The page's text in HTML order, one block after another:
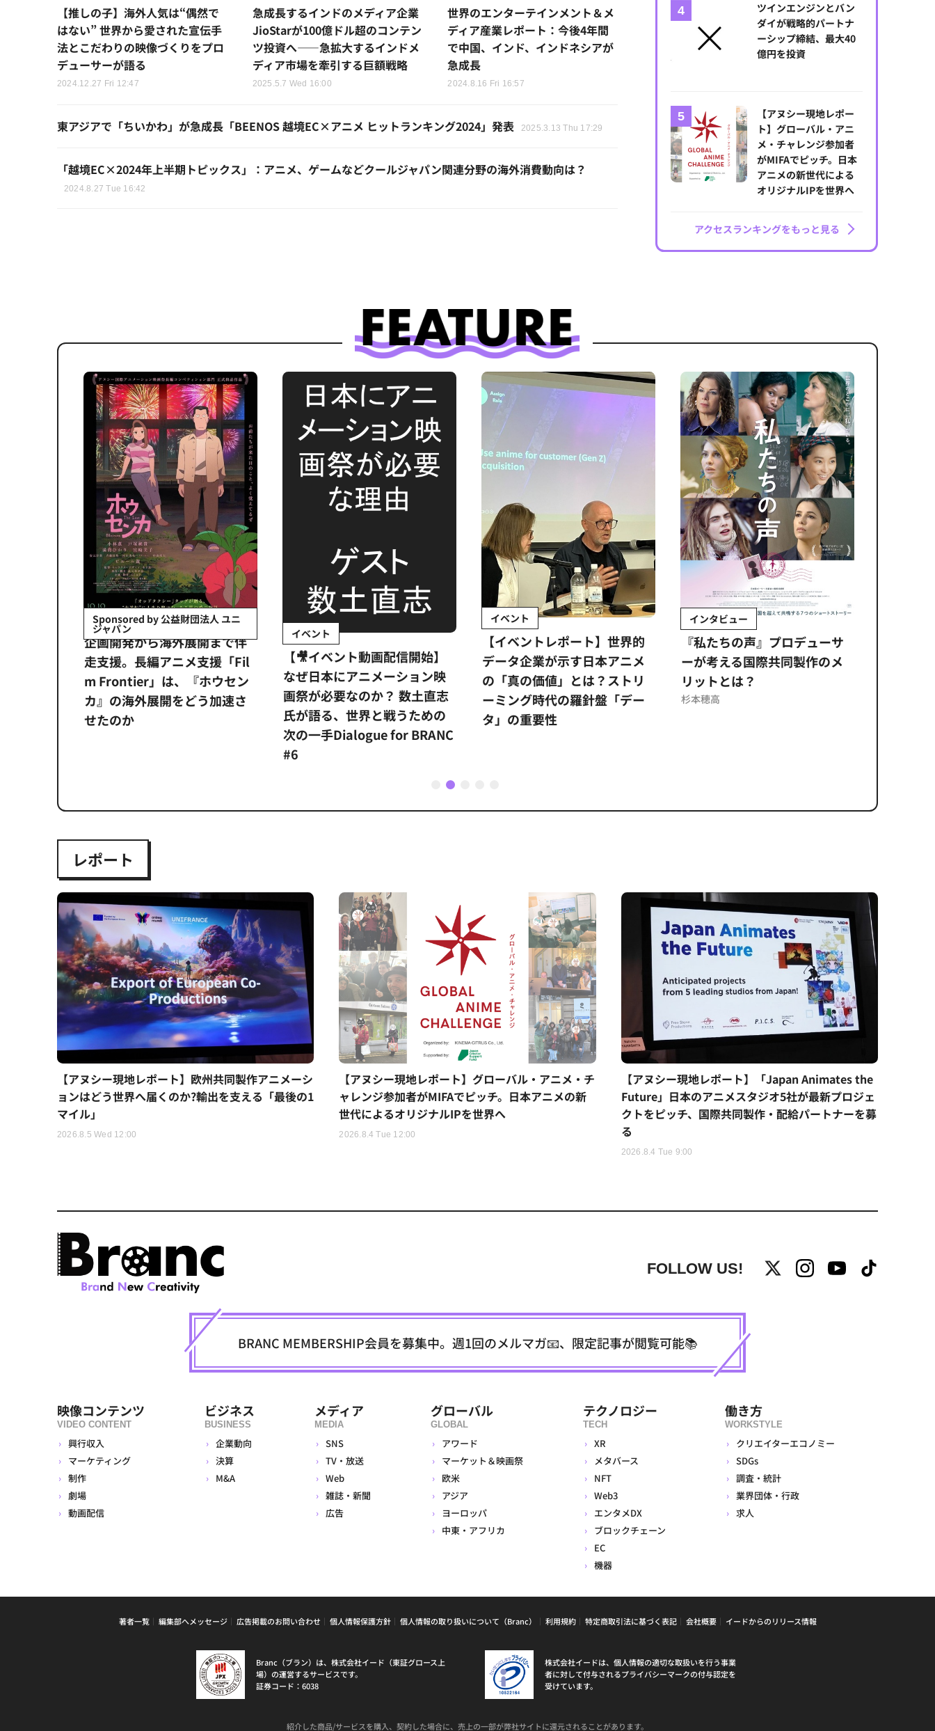
【推しの子】海外人気は“偶然で
はない” 世界から愛された宣伝手
法とこだわりの映像づくりをプロ
デューサーが語る
2024.12.27 Fri 12:47
急成長するインドのメディア企業
JioStarが100億ドル超のコンテン
ツ投資へ――急拡大するインドメ
ディア市場を牽引する巨額戦略
2025.5.7 Wed 16:00
世界のエンターテインメント＆メ
ディア産業レポート：今後4年間
で中国、インド、インドネシアが
急成長
2024.8.16 Fri 16:57
東アジアで「ちいかわ」が急成長「BEENOS 越境EC×アニメ ヒットランキング2024」発表 2025.3.13 Thu 17:29
「越境EC×2024年上半期トピックス」：アニメ、ゲームなどクールジャパン関連分野の海外消費動向は？
2024.8.27 Tue 16:42
ツインエンジンとバン
ダイが戦略的パートナ
ーシップ締結、最大40
億円を投資
【アヌシー現地レポー
ト】グローバル・アニ
メ・チャレンジ参加者
がMIFAでピッチ。日本
アニメの新世代による
オリジナルIPを世界へ
アクセスランキングをもっと見る
Sponsored by 公益財団法人 ユニ
ジャパン
企画開発から海外展開まで伴
走支援。長編アニメ支援「Fil
m Frontier」は、『ホウセン
カ』の海外展開をどう加速さ
せたのか
イベント
【🎥イベント動画配信開始】
なぜ日本にアニメーション映
画祭が必要なのか？ 数土直志
氏が語る、世界と戦うための
次の一手Dialogue for BRANC
#6
イベント
【イベントレポート】世界的
データ企業が示す日本アニメ
の「真の価値」とは？ストリ
ーミング時代の羅針盤「デー
タ」の重要性
インタビュー
『私たちの声』プロデューサ
ーが考える国際共同製作のメ
リットとは？
杉本穂高
1 2
レポート
【アヌシー現地レポート】欧州共同製作アニメーシ
ョンはどう世界へ届くのか?輸出を支える「最後の1
マイル」
2026.8.5 Wed 12:00
【アヌシー現地レポート】グローバル・アニメ・チ
ャレンジ参加者がMIFAでピッチ。日本アニメの新
世代によるオリジナルIPを世界へ
2026.8.4 Tue 12:00
【アヌシー現地レポート】「Japan Animates the
Future」日本のアニメスタジオ5社が最新プロジェ
クトをピッチ、国際共同製作・配給パートナーを募
る
2026.8.4 Tue 9:00
FOLLOW US!
BRANC MEMBERSHIP会員を募集中。週1回のメルマガ📧、限定記事が閲覧可能📚
映像コンテンツ
VIDEO CONTENT
興行収入
マーケティング
制作
劇場
動画配信
ビジネス
BUSINESS
企業動向
決算
M&A
メディア
MEDIA
SNS
TV・放送
Web
雑誌・新聞
広告
グローバル
GLOBAL
アワード
マーケット＆映画祭
欧米
アジア
ヨーロッパ
中東・アフリカ
テクノロジー
TECH
XR
メタバース
NFT
Web3
エンタメDX
ブロックチェーン
EC
機器
働き方
WORKSTYLE
クリエイターエコノミー
SDGs
調査・統計
業界団体・行政
求人
著者一覧 編集部へメッセージ 広告掲載のお問い合わせ 個人情報保護方針 個人情報の取り扱いについて（Branc） 利用規約 特定商取引法に基づく表記 会社概要 イードからのリリース情報
Branc（ブラン）は、株式会社イード（東証グロース上
場）の運営するサービスです。
証券コード：6038
株式会社イードは、個人情報の適切な取扱いを行う事業
者に対して付与されるプライバシーマークの付与認定を
受けています。
紹介した商品/サービスを購入、契約した場合に、売上の一部が弊社サイトに還元されることがあります。